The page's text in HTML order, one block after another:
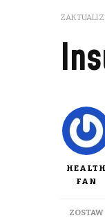
HEALTH
FAN
ZOSTAW